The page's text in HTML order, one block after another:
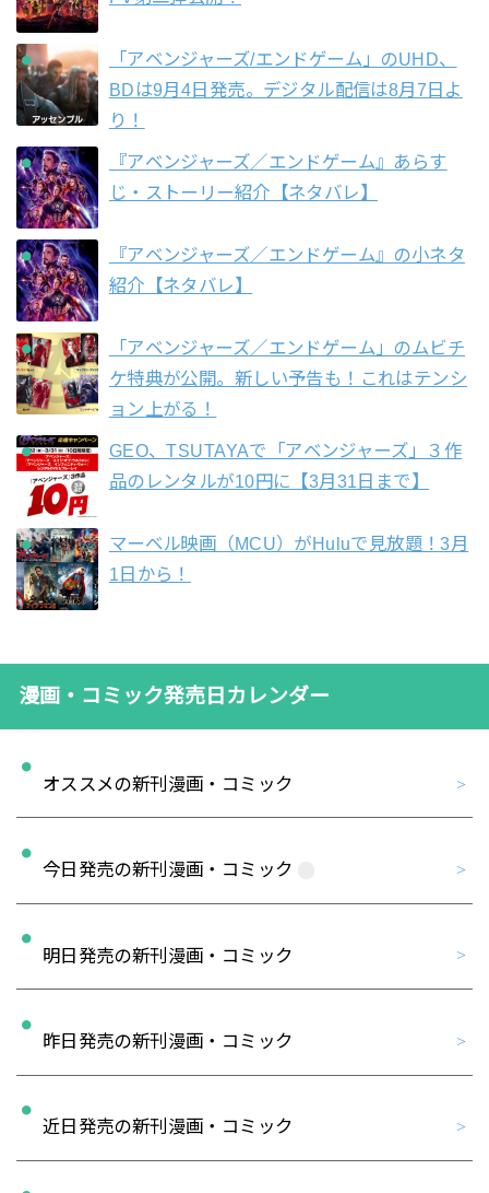
「アベンジャーズ/エンドゲーム」のUHD、
BDは9月4日発売。デジタル配信は8月7日よ
り！
『アベンジャーズ／エンドゲーム』あらす
じ・ストーリー紹介【ネタバレ】
『アベンジャーズ／エンドゲーム』の小ネタ
紹介【ネタバレ】
「アベンジャーズ／エンドゲーム」のムビチ
ケ特典が公開。新しい予告も！これはテンシ
ョン上がる！
GEO、TSUTAYAで「アベンジャーズ」３作
品のレンタルが10円に【3月31日まで】
マーベル映画（MCU）がHuluで見放題！3月
1日から！
漫画・コミック発売日カレンダー
オススメの新刊漫画・コミック
今日発売の新刊漫画・コミック
明日発売の新刊漫画・コミック
昨日発売の新刊漫画・コミック
近日発売の新刊漫画・コミック